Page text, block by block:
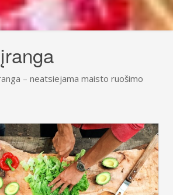
– neatsiejama maisto ruošimo